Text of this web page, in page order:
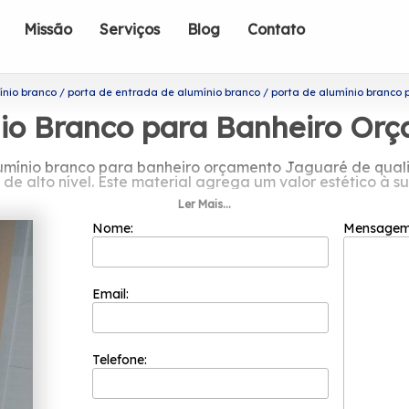
Missão Serviços Blog Contato
branco porta de entrada de alumínio branco porta de alumínio branco
Branco para Banheiro
branco para banheiro orçamento Jaguaré de
alto nível. Este material agrega um valor estético à
sobre porta de alumínio branco
Jaguaré
para seus clientes, a Esquadriflex preza
como o comprometimento com os resultados e
banheiro orçamento Jaguaré? Para um trabalho
Entre os serviços oferecidos, é possível
da Esquadriflex, é possivel adquirir garantimos
obter a perfeição que nossos clientes procuram e
Ler Mais...
Nome:
Email:
Telefone: